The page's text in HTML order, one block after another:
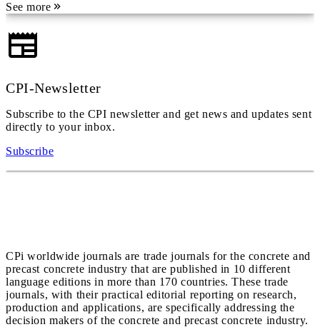
See more
CPI-Newsletter
Subscribe to the CPI newsletter and get news and updates sent
directly to your inbox.
Subscribe
CPi worldwide journals are trade journals for the concrete and
precast concrete industry that are published in 10 different
language editions in more than 170 countries. These trade
journals, with their practical editorial reporting on research,
production and applications, are specifically addressing the
decision makers of the concrete and precast concrete industry.